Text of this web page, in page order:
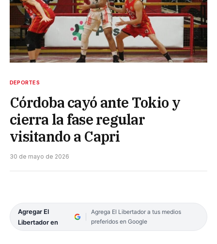
DEPORTES
Córdoba cayó ante Tokio y
cierra la fase regular
visitando a Capri
30 de mayo de 2026
Agregar El
Libertador en
Agrega El Libertador a tus medios
preferidos en Google